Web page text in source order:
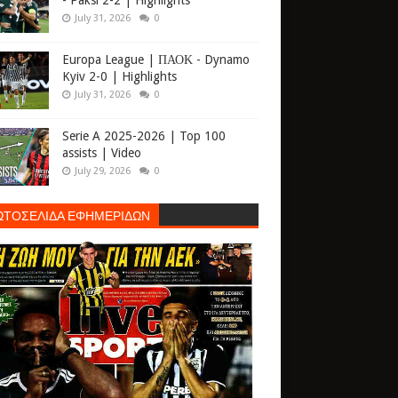
July 31, 2026 0
Europa League | ΠΑΟΚ - Dynamo
Kyiv 2-0 | Highlights
July 31, 2026 0
Serie A 2025-2026 | Top 100
assists | Video
July 29, 2026 0
ΕΦΗΜΕΡΙΔΩΝ